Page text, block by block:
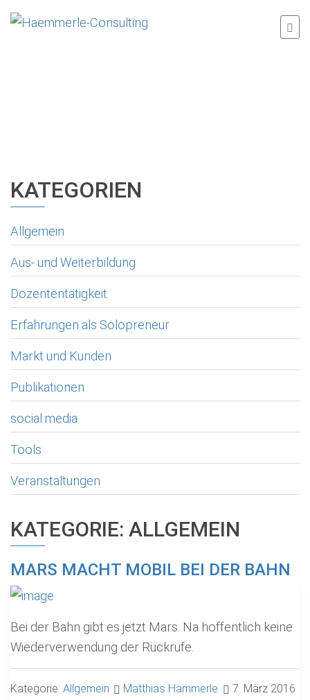
KATEGORIEN
Allgemein
Aus- und Weiterbildung
Dozententätigkeit
Erfahrungen als Solopreneur
Markt und Kunden
Publikationen
social media
Tools
Veranstaltungen
KATEGORIE: ALLGEMEIN
MARS MACHT MOBIL BEI DER BAHN
Bei der Bahn gibt es jetzt Mars. Na hoffentlich keine
Wiederverwendung der Rückrufe.
Kategorie: Allgemein Matthias Hämmerle 7. März 2016